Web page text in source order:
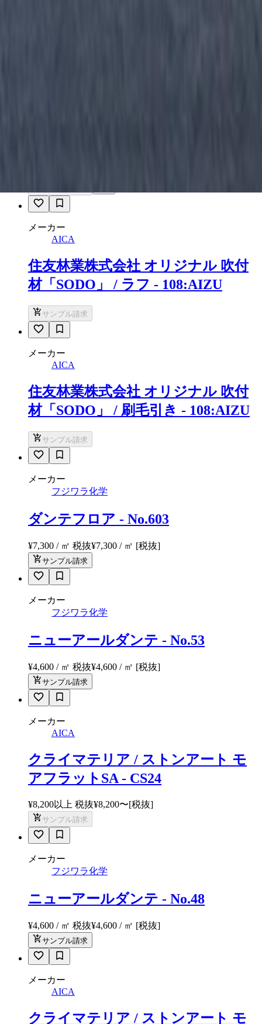
メーカー
AICA
住友林業株式会社 オリジナル 吹付
材「SODO」 / ラフ - 108:AIZU
サンプル請求
メーカー
AICA
住友林業株式会社 オリジナル 吹付
材「SODO」 / 刷毛引き - 108:AIZU
サンプル請求
メーカー
フジワラ化学
ダンテフロア - No.603
¥7,300 / ㎡ 税抜¥7,300 / ㎡ [税抜]
サンプル請求
メーカー
フジワラ化学
ニューアールダンテ - No.53
¥4,600 / ㎡ 税抜¥4,600 / ㎡ [税抜]
サンプル請求
メーカー
AICA
クライマテリア / ストンアート モ
アフラットSA - CS24
¥8,200以上 税抜¥8,200〜[税抜]
サンプル請求
メーカー
フジワラ化学
ニューアールダンテ - No.48
¥4,600 / ㎡ 税抜¥4,600 / ㎡ [税抜]
サンプル請求
メーカー
AICA
クライマテリア / ストンアート モ